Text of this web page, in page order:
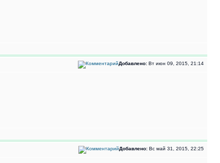
Добавлено: Вт июн 09, 2015, 21:14
Добавлено: Вс май 31, 2015, 22:25